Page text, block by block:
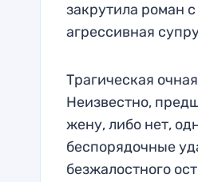
закрутила роман
агрессивная
Трагическая
Неизвестно,
жену, либо нет,
беспорядочные
безжалостного